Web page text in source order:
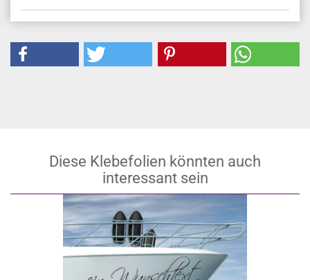
Diese Klebefolien könnten auch
interessant sein